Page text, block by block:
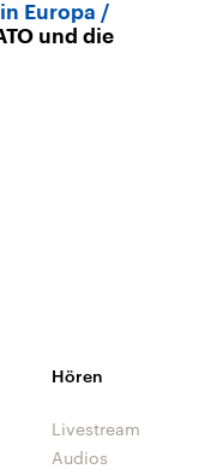
Europa
und die
Hören
Livestream
Audios